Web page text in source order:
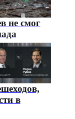
не смог
в